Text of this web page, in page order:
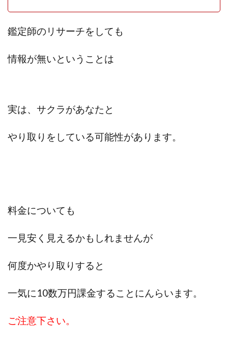
鑑定師のリサーチをしても
情報が無いということは
実は、サクラがあなたと
やり取りをしている可能性があります。
料金についても
一見安く見えるかもしれませんが
何度かやり取りすると
一気に10数万円課金することにんらいます。
ご注意下さい。